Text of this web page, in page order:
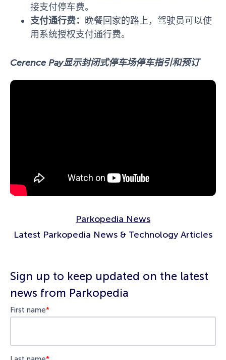
接支付停车费。
支付通行费： 晚餐回家的路上，驾驶员可以使
用系统授权支付通行费。
Cerence Pay显示封闭式停车场停车指引和预订
Parkopedia News
Latest Parkopedia News & Technology Articles
Sign up to keep updated on the latest
news from Parkopedia
First name*